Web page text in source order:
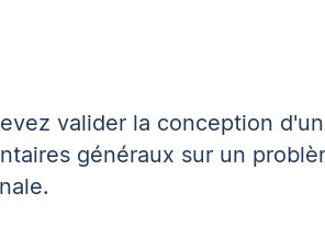
valider la conception
généraux sur un